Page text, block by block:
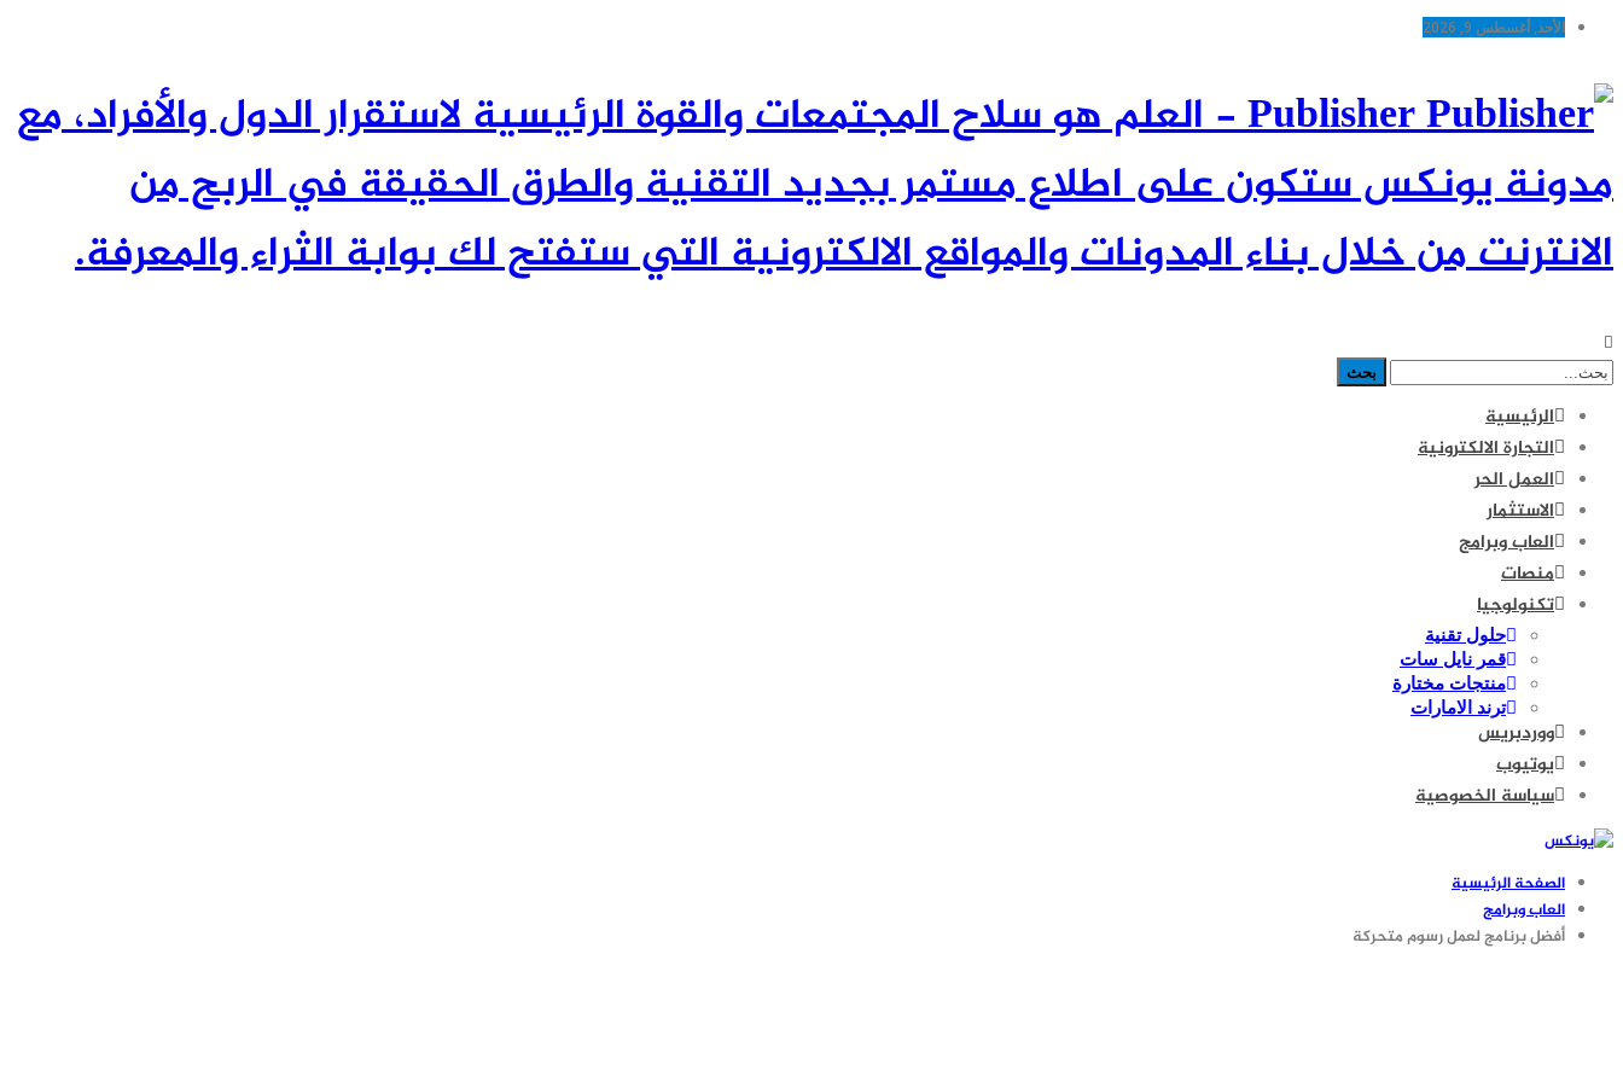
الأحد, أغسطس 9, 2026
Publisher - العلم هو سلاح المجتمعات والقوة الرئيسية لاستقرار الدول والأفراد، مع
مدونة يونكس ستكون على اطلاع مستمر بجديد التقنية والطرق الحقيقة في الربح من
الانترنت من خلال بناء المدونات والمواقع الالكترونية التي ستفتح لك بوابة الثراء والمعرفة.
الرئيسية
التجارة الالكترونية
العمل الحر
الاستثمار
العاب وبرامج
منصات
تكنولوجيا
حلول تقنية
قمر نايل سات
منتجات مختارة
ترند الامارات
ووردبريس
يوتيوب
سياسة الخصوصية
الصفحة الرئيسية
العاب وبرامج
أفضل برنامج لعمل رسوم متحركة